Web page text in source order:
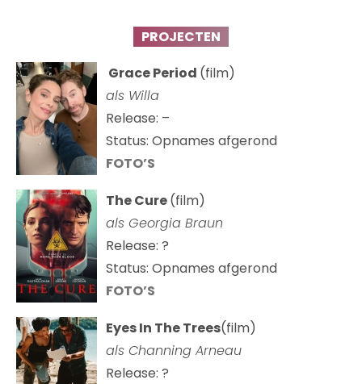
PROJECTEN
Grace Period (film)
als Willa
Release: –
Status: Opnames afgerond
FOTO’S
The Cure(film)
als Georgia Braun
Release: ?
Status: Opnames afgerond
FOTO’S
Eyes In The Trees(film)
als Channing Arneau
Release: ?